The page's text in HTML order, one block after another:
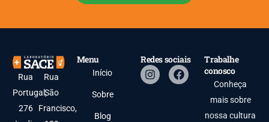
Rua
Portugal,
276
Rua
São
Francisco,
Menu
Início
Sobre
Blog
Redes sociais
Trabalhe
conosco
Conheça
mais sobre
nossa cultura